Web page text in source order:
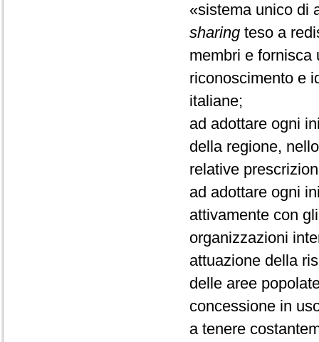
«sistema unico di
sharing teso a
membri e fornisca
riconoscimento e
italiane;
ad adottare ogni
della regione,
relative
ad adottare ogni
attivamente con
organizzazioni
attuazione della
delle aree
concessione in
a tenere